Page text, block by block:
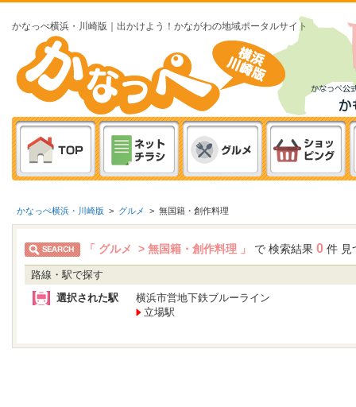
かなっぺ横浜・川崎版｜出かけよう！かながわの地域ポータルサイト
かなっぺ横浜・川崎版 > グルメ > 無国籍・創作料理
「 グルメ > 無国籍・創作料理 」 で 検索結果 0 件 見
路線・駅で探す
選択された駅
横浜市営地下鉄ブルーライン
立場駅